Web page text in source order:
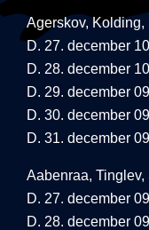
Agerskov,
D. 27. december
D. 28. december
D. 29. december
D. 30. december
D. 31. december
Aabenraa,
D. 27. december
D. 28. december